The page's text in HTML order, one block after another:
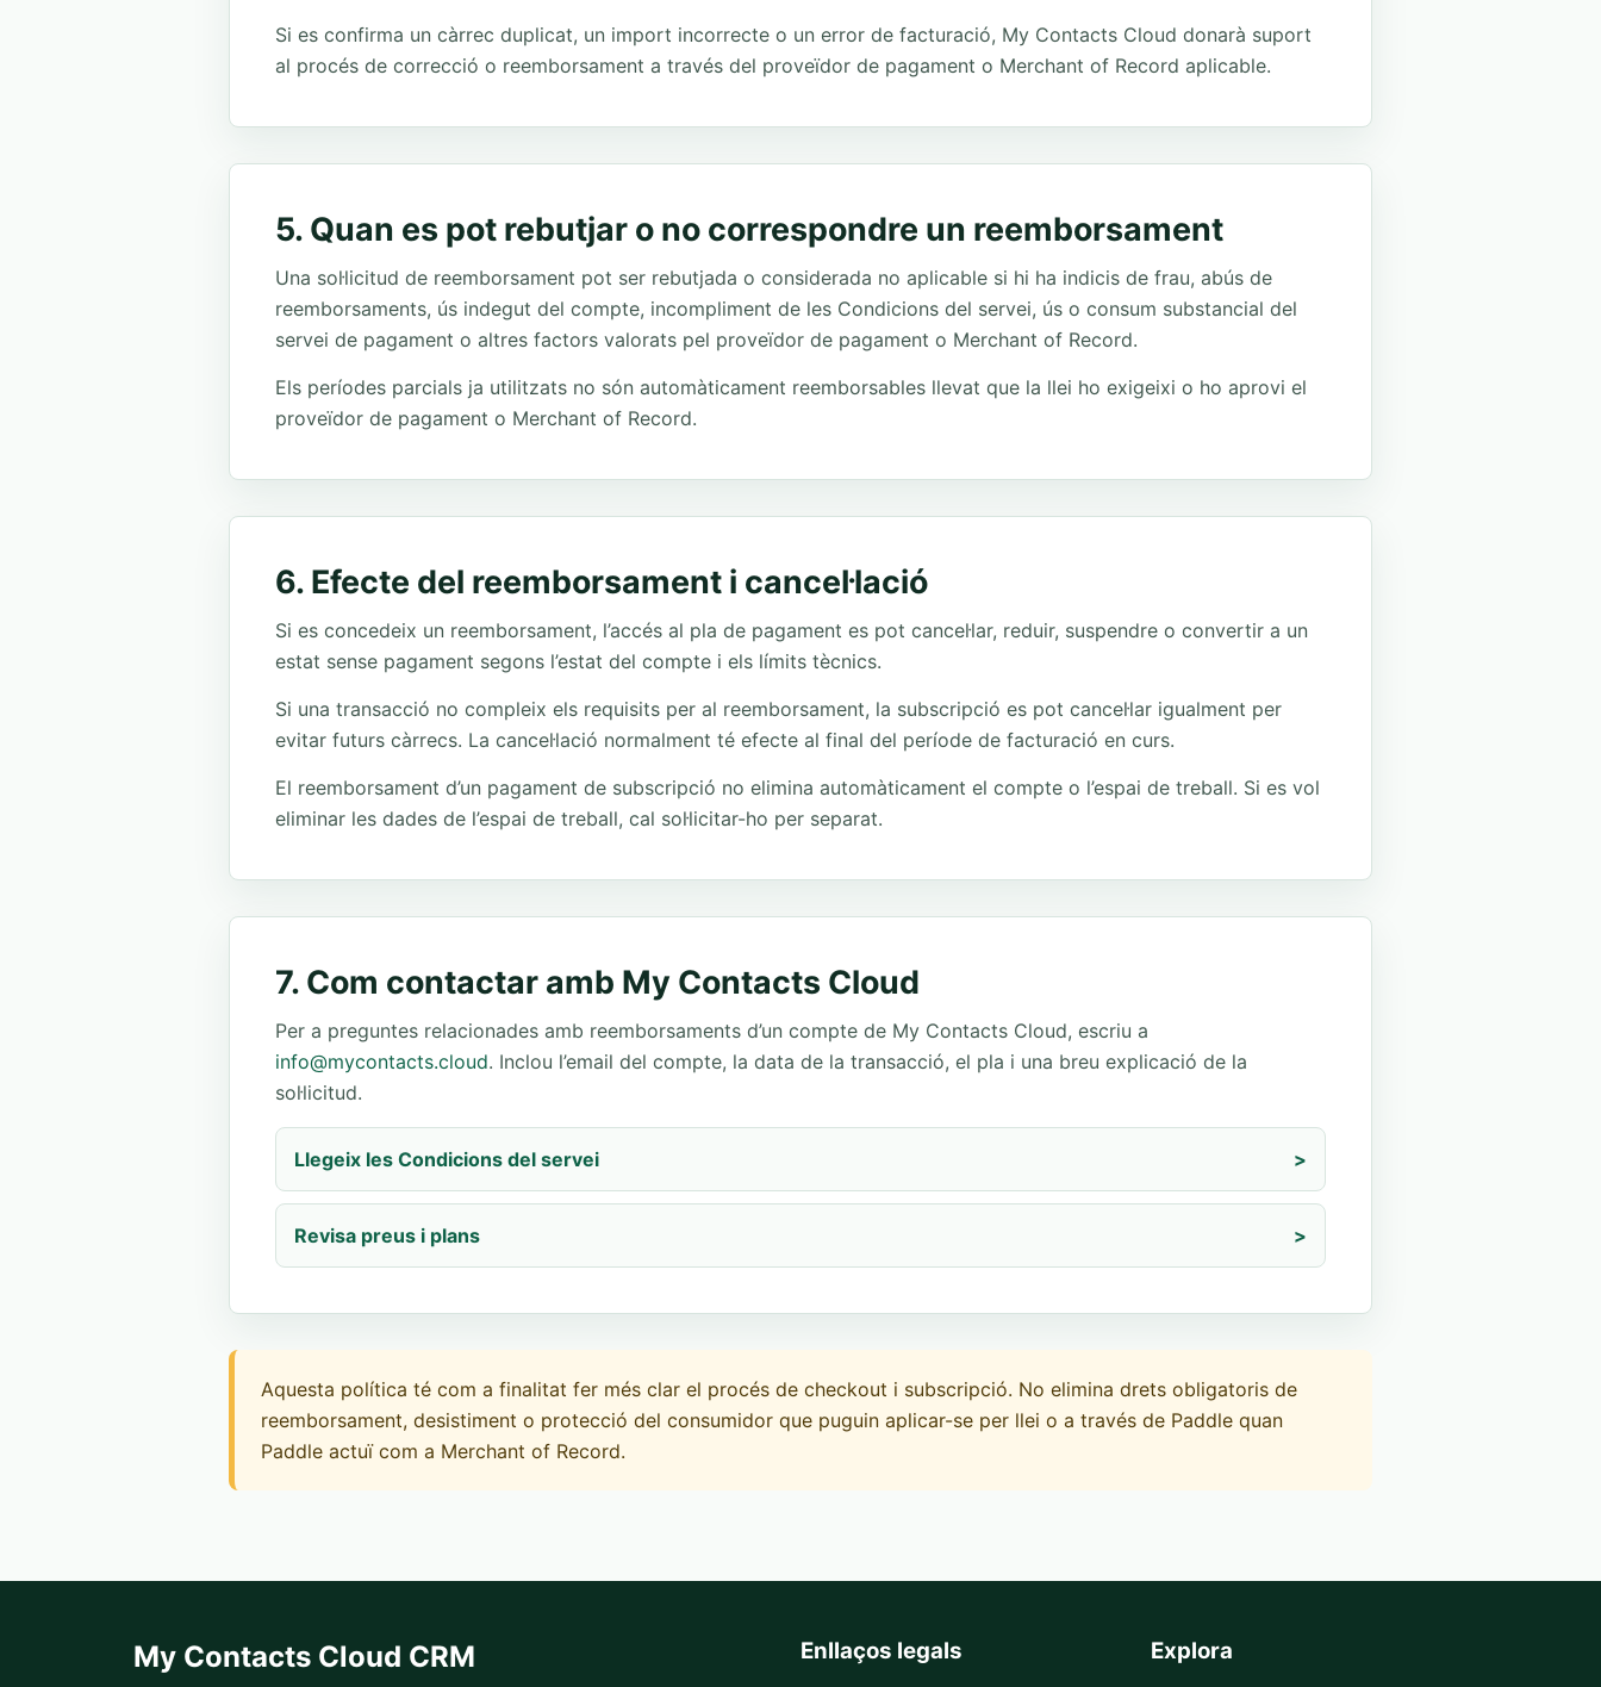
Si es confirma un càrrec duplicat, un import incorrecte o un error de facturació, My Contacts Cloud donarà suport
al procés de correcció o reemborsament a través del proveïdor de pagament o Merchant of Record aplicable.
5. Quan es pot rebutjar o no correspondre un reemborsament
Una sol·licitud de reemborsament pot ser rebutjada o considerada no aplicable si hi ha indicis de frau, abús de
reemborsaments, ús indegut del compte, incompliment de les Condicions del servei, ús o consum substancial del
servei de pagament o altres factors valorats pel proveïdor de pagament o Merchant of Record.
Els períodes parcials ja utilitzats no són automàticament reemborsables llevat que la llei ho exigeixi o ho aprovi el
proveïdor de pagament o Merchant of Record.
6. Efecte del reemborsament i cancel·lació
Si es concedeix un reemborsament, l’accés al pla de pagament es pot cancel·lar, reduir, suspendre o convertir a un
estat sense pagament segons l’estat del compte i els límits tècnics.
Si una transacció no compleix els requisits per al reemborsament, la subscripció es pot cancel·lar igualment per
evitar futurs càrrecs. La cancel·lació normalment té efecte al final del període de facturació en curs.
El reemborsament d’un pagament de subscripció no elimina automàticament el compte o l’espai de treball. Si es vol
eliminar les dades de l’espai de treball, cal sol·licitar-ho per separat.
7. Com contactar amb My Contacts Cloud
Per a preguntes relacionades amb reemborsaments d’un compte de My Contacts Cloud, escriu a
info@mycontacts.cloud. Inclou l’email del compte, la data de la transacció, el pla i una breu explicació de la
sol·licitud.
Llegeix les Condicions del servei >
Revisa preus i plans >
Aquesta política té com a finalitat fer més clar el procés de checkout i subscripció. No elimina drets obligatoris de
reemborsament, desistiment o protecció del consumidor que puguin aplicar-se per llei o a través de Paddle quan
Paddle actuï com a Merchant of Record.
My Contacts Cloud CRM Enllaços legals Explora